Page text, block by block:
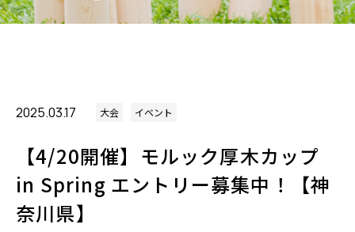
2025.03.17 大会 イベント
【4/20開催】モルック厚木カップ
in Spring エントリー募集中！【神
奈川県】